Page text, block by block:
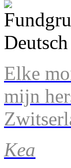
Elke
mijn
Kea